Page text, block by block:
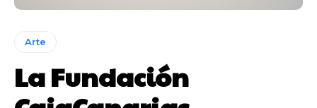
Arte
La Fundación